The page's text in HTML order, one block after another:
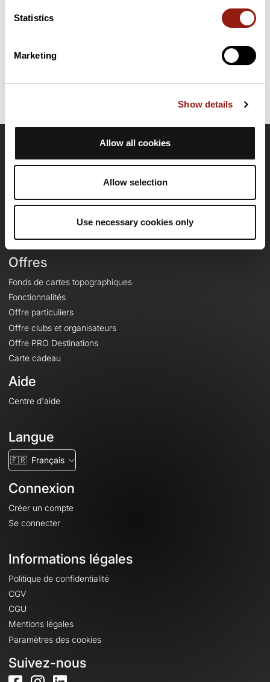
Statistics
Marketing
Show details
Allow all cookies
Allow selection
Use necessary cookies only
Dernière modification de la fiche parcours: 21 juillet 2025 à 12:18:35.
Identifiant du parcours: 21965221
OpenRunner
À propos
Le Mag'
Offres
Fonds de cartes topographiques
Fonctionnalités
Offre particuliers
Offre clubs et organisateurs
Offre PRO Destinations
Carte cadeau
Aide
Centre d'aide
Langue
🇫🇷 Français
Connexion
Créer un compte
Se connecter
Informations légales
Politique de confidentialité
CGV
CGU
Mentions légales
Paramètres des cookies
Suivez-nous